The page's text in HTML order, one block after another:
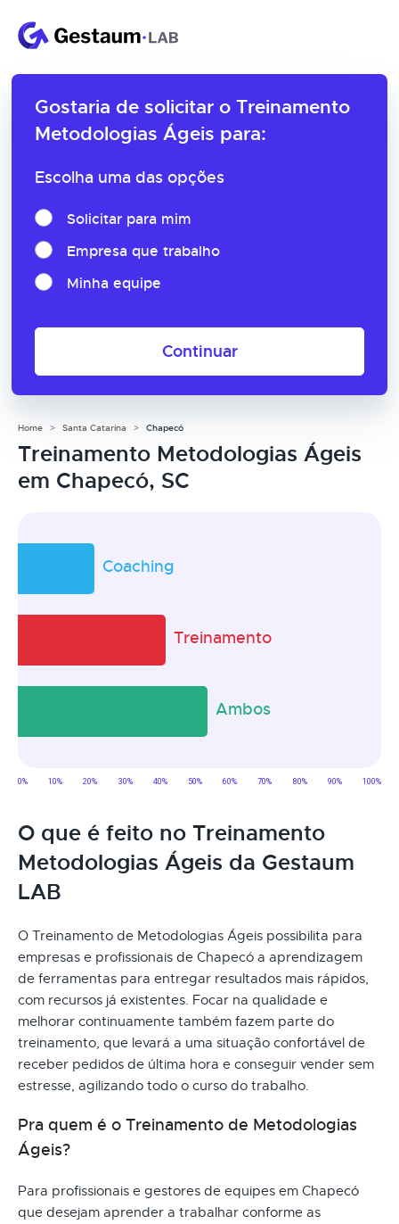
Gostaria de solicitar o Treinamento
Metodologias Ágeis para:
Escolha uma das opções
Solicitar para mim
Empresa que trabalho
Minha equipe
Continuar
Home Santa Catarina Chapecó
Treinamento Metodologias Ágeis
em Chapecó, SC
O que é feito no Treinamento
Metodologias Ágeis da Gestaum
LAB
O Treinamento de Metodologias Ágeis possibilita para
empresas e profissionais de Chapecó a aprendizagem
de ferramentas para entregar resultados mais rápidos,
com recursos já existentes. Focar na qualidade e
melhorar continuamente também fazem parte do
treinamento, que levará a uma situação confortável de
receber pedidos de última hora e conseguir vender sem
estresse, agilizando todo o curso do trabalho.
Pra quem é o Treinamento de Metodologias
Ágeis?
Para profissionais e gestores de equipes em Chapecó
que desejam aprender a trabalhar conforme as